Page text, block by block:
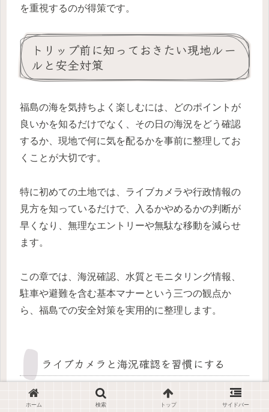
を重視するのが得策です。
トリップ前に知っておきたい現地ルー
ルと安全対策
福島の海を気持ちよく楽しむには、どのポイントが
良いかを知るだけでなく、その日の海況をどう確認
するか、現地で何に気を配るかを事前に整理してお
くことが大切です。
特に初めての土地では、ライブカメラや行政情報の
見方を知っているだけで、入るかやめるかの判断が
早くなり、無理なエントリーや無駄な移動を減らせ
ます。
この章では、海況確認、水質とモニタリング情報、
駐車や避難を含む基本マナーという三つの観点か
ら、福島での安全対策を実用的に整理します。
ライブカメラと海況確認を習慣にする
福島で外しにくくする最短ルートは、出発前日に波
ホーム 検索 トップ サイドバー